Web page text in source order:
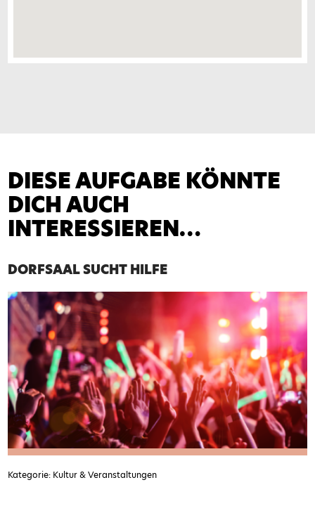
DIESE AUFGABE KÖNNTE
DICH AUCH
INTERESSIEREN…
DORFSAAL SUCHT HILFE
Kategorie: Kultur & Veranstaltungen